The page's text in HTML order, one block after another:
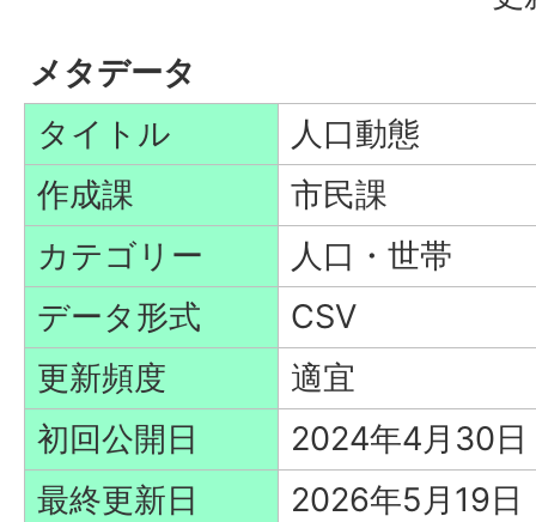
メタデータ
タイトル
人口動態
作成課
市民課
カテゴリー
人口・世帯
データ形式
CSV
更新頻度
適宜
初回公開日
2024年4月30日
最終更新日
2026年5月19日